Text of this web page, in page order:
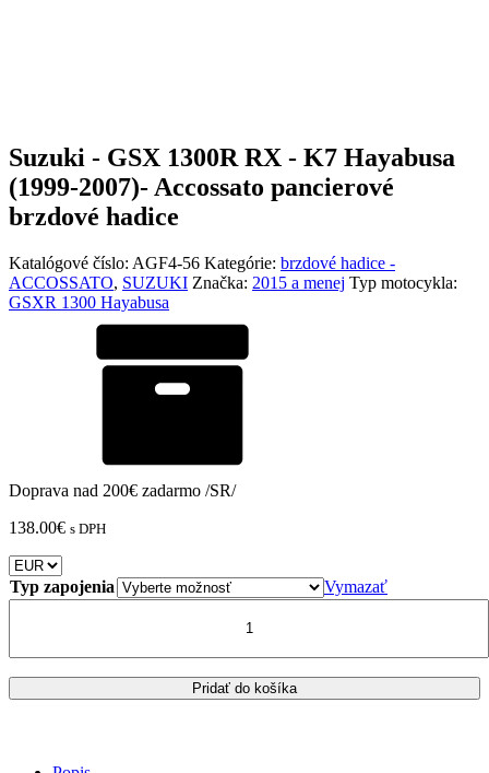
Suzuki - GSX 1300R RX - K7 Hayabusa
(1999-2007)- Accossato pancierové
brzdové hadice
Katalógové číslo: AGF4-56 Kategórie: brzdové hadice -
ACCOSSATO, SUZUKI Značka: 2015 a menej Typ motocykla:
GSXR 1300 Hayabusa
Doprava nad 200€ zadarmo /SR/
138.00€ s DPH
Typ zapojenia
Vymazať
1300R
RX
Hayabusa
Pridať do košíka